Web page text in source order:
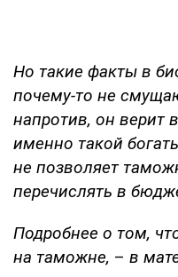
Но такие факты в
почему-то не
напротив, он верит
именно такой
не позволяет
перечислять в
Подробнее о том,
на таможне, – в